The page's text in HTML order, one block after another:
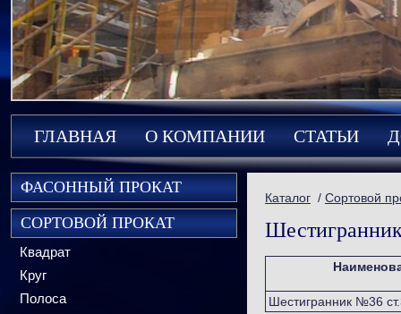
ГЛАВНАЯ О КОМПАНИИ СТАТЬИ
ФАСОННЫЙ ПРОКАТ
СОРТОВОЙ ПРОКАТ
Квадрат
Круг
Полоса
Каталог / Сортовой
Шестигранник №36